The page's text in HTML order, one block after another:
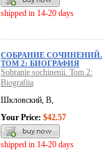
shipped in 14-20 days
СОБРАНИЕ СОЧИНЕНИЙ.
ТОМ 2: БИОГРАФИЯ
Sobranie sochinenii. Tom 2:
Biografiia
Шкловский, В,
Your Price: $42.57
shipped in 14-20 days